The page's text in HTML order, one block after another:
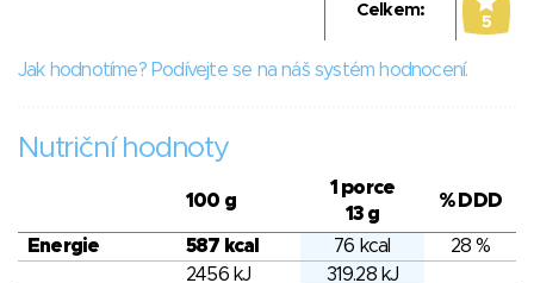
Celkem:
5
Jak hodnotíme? Podívejte se na náš systém hodnocení.
Nutriční hodnoty
100 g
1 porce
13 g
% DDD
Energie 587 kcal 76 kcal
28 %
2456 kJ
319.28 kJ